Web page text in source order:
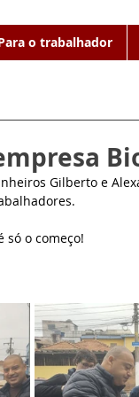
o trabalhador
Gilberto e
só o começo!